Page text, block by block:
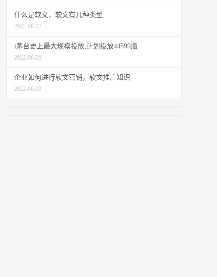
什么是软文，软文有几种类型
2022-06-27
i茅台史上最大规模投放,计划投放44599瓶
2022-06-29
企业如何进行软文营销，软文推广知识
2022-06-29